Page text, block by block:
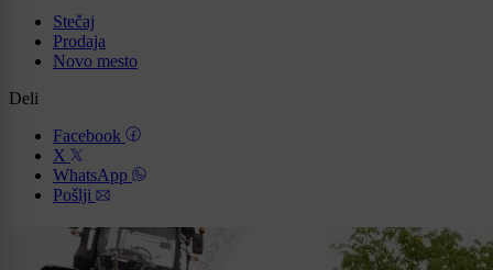
Stečaj
Prodaja
Novo mesto
Deli
Facebook
X
WhatsApp
Pošlji